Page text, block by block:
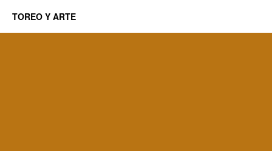
TOREO Y ARTE